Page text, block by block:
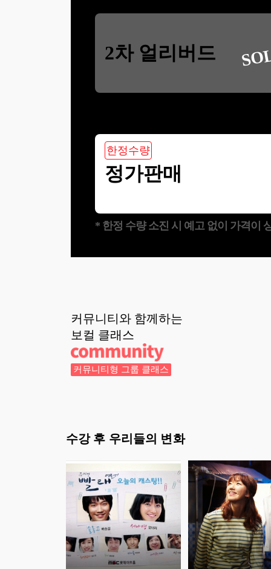
2차 얼리버드
한정수량
정가판매
* 한정 수량 소진 시 예고 없이 가격이
커뮤니티와 함께하는
보컬 클래스
커뮤니티형 그룹 클래스
수강 후 우리들의 변화